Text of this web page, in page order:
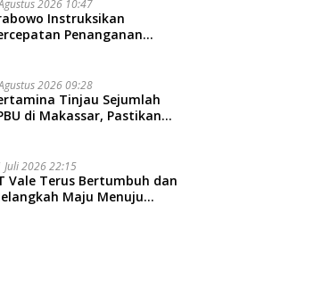
2026 10:47
Instruksikan
Penanganan
2026 09:28
Tinjau Sejumlah
di Makassar, Pastikan
Juli 2026 22:15
Vale Terus Bertumbuh dan
Maju Menuju